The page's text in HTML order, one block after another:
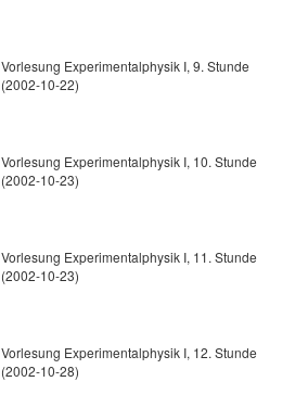
Vorlesung Experimentalphysik I, 9. Stunde
(2002-10-22)
Vorlesung Experimentalphysik I, 10. Stunde
(2002-10-23)
Vorlesung Experimentalphysik I, 11. Stunde
(2002-10-23)
Vorlesung Experimentalphysik I, 12. Stunde
(2002-10-28)